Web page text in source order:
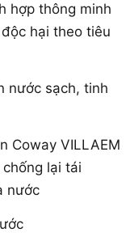
hợp thông minh
hại theo tiêu
nước sạch, tinh
Coway VILLAEM
chống lại tái
nước